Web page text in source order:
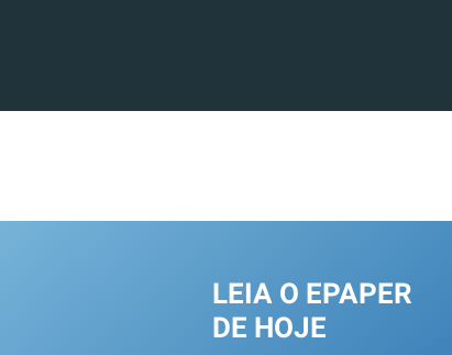
LEIA O EPAPER
DE HOJE